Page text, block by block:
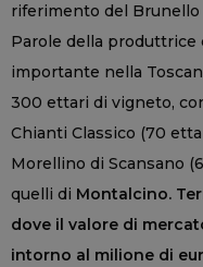
riferimento del Brunello
Parole della
importante nella
300 ettari di vigneto,
Chianti Classico (70
Morellino di Scansano
quelli di Montalcino.
dove il valore di
intorno al milione di